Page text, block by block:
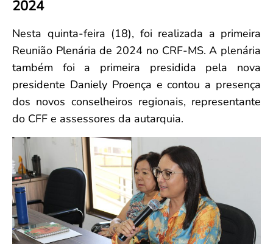
Convenção Coletiva 2025/2026 – Piso salarial Farmácias e Drogaria
Calendário Eleitoral
Candidatos
Votação
Dúvidas Frequentes
Eleições Anteriores
2024
Nesta quinta-feira (18), foi realizada a primeira
Reunião Plenária de 2024 no CRF-MS. A plenária
também foi a primeira presidida pela nova
presidente Daniely Proença e contou a presença
dos novos conselheiros regionais, representante
do CFF e assessores da autarquia.